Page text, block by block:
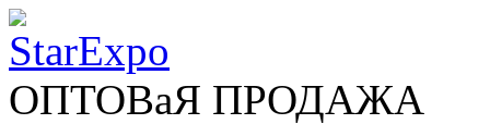
ОПТОВаЯ ПРОДАЖА